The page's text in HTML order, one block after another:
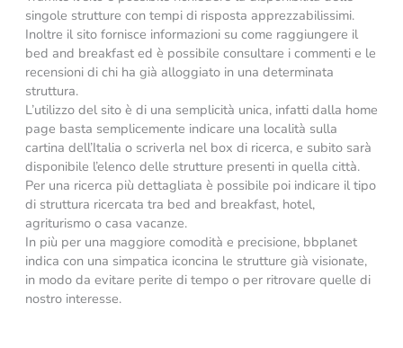
singole strutture con tempi di risposta apprezzabilissimi.
Inoltre il sito fornisce informazioni su come raggiungere il
bed and breakfast ed è possibile consultare i commenti e le
recensioni di chi ha già alloggiato in una determinata
struttura.
L’utilizzo del sito è di una semplicità unica, infatti dalla home
page basta semplicemente indicare una località sulla
cartina dell’Italia o scriverla nel box di ricerca, e subito sarà
disponibile l’elenco delle strutture presenti in quella città.
Per una ricerca più dettagliata è possibile poi indicare il tipo
di struttura ricercata tra bed and breakfast, hotel,
agriturismo o casa vacanze.
In più per una maggiore comodità e precisione, bbplanet
indica con una simpatica iconcina le strutture già visionate,
in modo da evitare perite di tempo o per ritrovare quelle di
nostro interesse.